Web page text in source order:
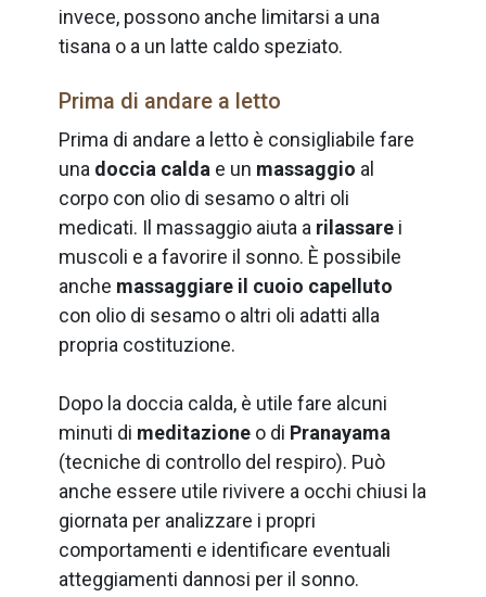
invece, possono anche limitarsi a una
tisana o a un latte caldo speziato.
Prima di andare a letto
Prima di andare a letto è consigliabile fare
una doccia calda e un massaggio al
corpo con olio di sesamo o altri oli
medicati. Il massaggio aiuta a rilassare i
muscoli e a favorire il sonno. È possibile
anche massaggiare il cuoio capelluto
con olio di sesamo o altri oli adatti alla
propria costituzione.
Dopo la doccia calda, è utile fare alcuni
minuti di meditazione o di Pranayama
(tecniche di controllo del respiro). Può
anche essere utile rivivere a occhi chiusi la
giornata per analizzare i propri
comportamenti e identificare eventuali
atteggiamenti dannosi per il sonno.